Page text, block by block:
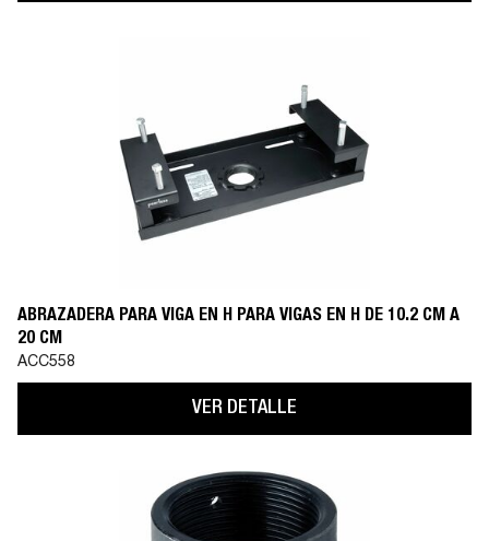
ABRAZADERA PARA VIGA EN H PARA VIGAS EN H DE 10.2 CM A
20 CM
ACC558
VER DETALLE